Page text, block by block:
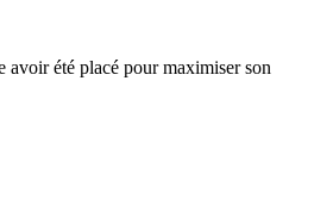
avoir été placé pour maximiser son